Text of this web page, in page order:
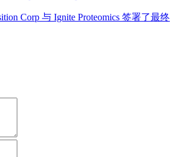
Corp 与 Ignite Proteomics 签署了最终